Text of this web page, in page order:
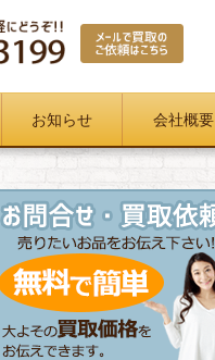
お知らせ 会社概要